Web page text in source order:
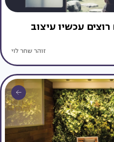
עכשיו עיצוב
זוהר שחר לוי